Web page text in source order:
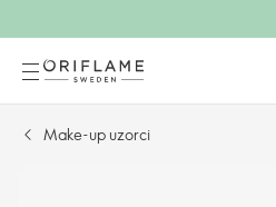
Make-up uzorci